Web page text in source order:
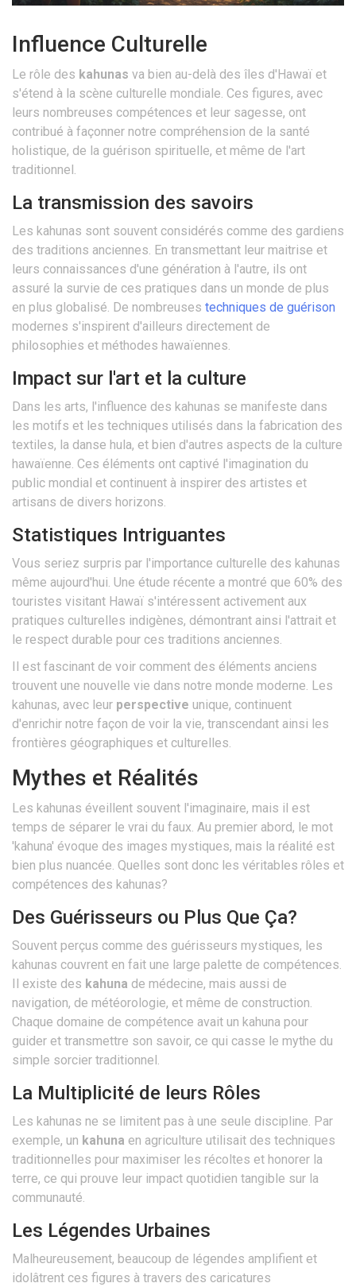
Influence Culturelle
Le rôle des kahunas va bien au-delà des îles d'Hawaï et
s'étend à la scène culturelle mondiale. Ces figures, avec
leurs nombreuses compétences et leur sagesse, ont
contribué à façonner notre compréhension de la santé
holistique, de la guérison spirituelle, et même de l'art
traditionnel.
La transmission des savoirs
Les kahunas sont souvent considérés comme des gardiens
des traditions anciennes. En transmettant leur maitrise et
leurs connaissances d'une génération à l'autre, ils ont
assuré la survie de ces pratiques dans un monde de plus
en plus globalisé. De nombreuses techniques de guérison
modernes s'inspirent d'ailleurs directement de
philosophies et méthodes hawaïennes.
Impact sur l'art et la culture
Dans les arts, l'influence des kahunas se manifeste dans
les motifs et les techniques utilisés dans la fabrication des
textiles, la danse hula, et bien d'autres aspects de la culture
hawaïenne. Ces éléments ont captivé l'imagination du
public mondial et continuent à inspirer des artistes et
artisans de divers horizons.
Statistiques Intriguantes
Vous seriez surpris par l'importance culturelle des kahunas
même aujourd'hui. Une étude récente a montré que 60% des
touristes visitant Hawaï s'intéressent activement aux
pratiques culturelles indigènes, démontrant ainsi l'attrait et
le respect durable pour ces traditions anciennes.
Il est fascinant de voir comment des éléments anciens
trouvent une nouvelle vie dans notre monde moderne. Les
kahunas, avec leur perspective unique, continuent
d'enrichir notre façon de voir la vie, transcendant ainsi les
frontières géographiques et culturelles.
Mythes et Réalités
Les kahunas éveillent souvent l'imaginaire, mais il est
temps de séparer le vrai du faux. Au premier abord, le mot
'kahuna' évoque des images mystiques, mais la réalité est
bien plus nuancée. Quelles sont donc les véritables rôles et
compétences des kahunas?
Des Guérisseurs ou Plus Que Ça?
Souvent perçus comme des guérisseurs mystiques, les
kahunas couvrent en fait une large palette de compétences.
Il existe des kahuna de médecine, mais aussi de
navigation, de météorologie, et même de construction.
Chaque domaine de compétence avait un kahuna pour
guider et transmettre son savoir, ce qui casse le mythe du
simple sorcier traditionnel.
La Multiplicité de leurs Rôles
Les kahunas ne se limitent pas à une seule discipline. Par
exemple, un kahuna en agriculture utilisait des techniques
traditionnelles pour maximiser les récoltes et honorer la
terre, ce qui prouve leur impact quotidien tangible sur la
communauté.
Les Légendes Urbaines
Malheureusement, beaucoup de légendes amplifient et
idolâtrent ces figures à travers des caricatures